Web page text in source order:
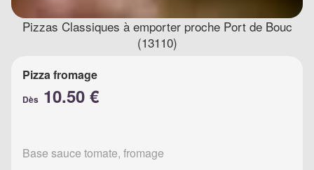
Pizzas Classiques à emporter proche Port de Bouc
(13110)
Pizza fromage
Dès 10.50 €
Base sauce tomate, fromage